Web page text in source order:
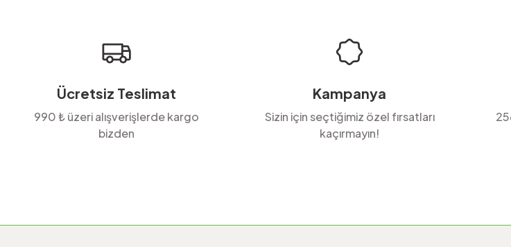
Bu ürüne benzer farklı alternatifler olmalı.
Ücretsiz Teslimat
990 ₺ üzeri alışverişlerde kargo
bizden
Kampanya
Sizin için seçtiğimiz özel fırsatları
kaçırmayın!